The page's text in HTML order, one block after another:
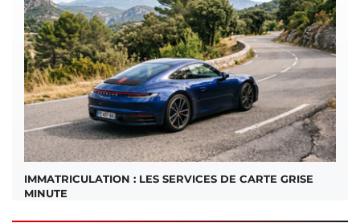
IMMATRICULATION : LES SERVICES DE CARTE GRISE
MINUTE